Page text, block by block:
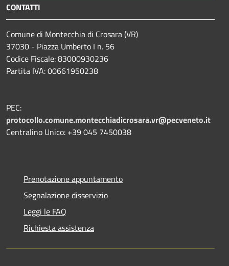
CONTATTI
Comune di Montecchia di Crosara (VR)
37030 - Piazza Umberto I n. 56
Codice Fiscale: 83000930236
Partita IVA: 00661950238
PEC:
protocollo.comune.montecchiadicrosara.vr@pecveneto.it
Centralino Unico: +39 045 7450038
Prenotazione appuntamento
Segnalazione disservizio
Leggi le FAQ
Richiesta assistenza